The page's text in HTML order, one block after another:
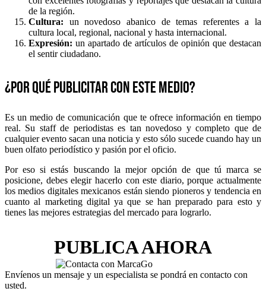
de la región.
Cultura: un novedoso abanico de temas referentes a la
cultura local, regional, nacional y hasta internacional.
Expresión: un apartado de artículos de opinión que destacan
el sentir ciudadano.
¿Por qué publicitar con este medio?
Es un medio de comunicación que te ofrece información en tiempo
real. Su staff de periodistas es tan novedoso y completo que de
cualquier evento sacan una noticia y esto sólo sucede cuando hay un
buen olfato periodístico y pasión por el oficio.
Por eso si estás buscando la mejor opción de que tú marca se
posicione, debes elegir hacerlo con este diario, porque actualmente
los medios digitales mexicanos están siendo pioneros y tendencia en
cuanto al marketing digital ya que se han preparado para esto y
tienes las mejores estrategias del mercado para lograrlo.
PUBLICA AHORA
Envíenos un mensaje y un especialista se pondrá en contacto con
usted.